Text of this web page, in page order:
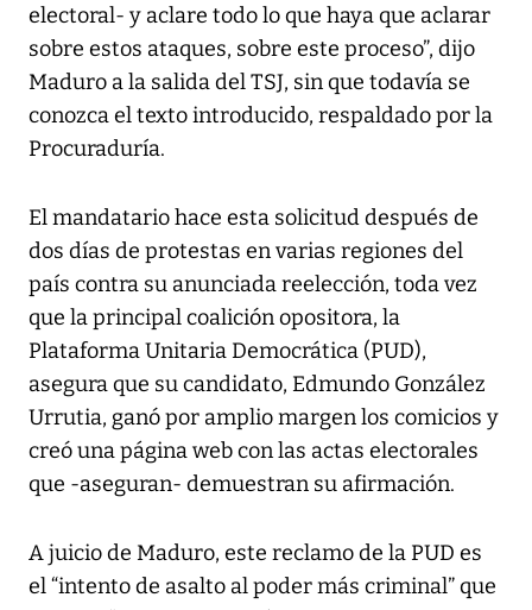
electoral- y aclare todo lo que haya que aclarar
sobre estos ataques, sobre este proceso”, dijo
Maduro a la salida del TSJ, sin que todavía se
conozca el texto introducido, respaldado por la
Procuraduría.
El mandatario hace esta solicitud después de
dos días de protestas en varias regiones del
país contra su anunciada reelección, toda vez
que la principal coalición opositora, la
Plataforma Unitaria Democrática (PUD),
asegura que su candidato, Edmundo González
Urrutia, ganó por amplio margen los comicios y
creó una página web con las actas electorales
que -aseguran- demuestran su afirmación.
A juicio de Maduro, este reclamo de la PUD es
el “intento de asalto al poder más criminal” que